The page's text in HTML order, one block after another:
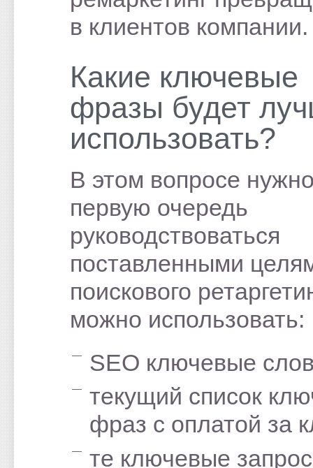
в клиентов компании.
Какие ключевые
фразы будет
использовать?
В этом вопросе
первую очередь
руководствоваться
поставленными
поискового
можно использовать:
SEO ключевые
текущий список
фраз с оплатой за
те ключевые